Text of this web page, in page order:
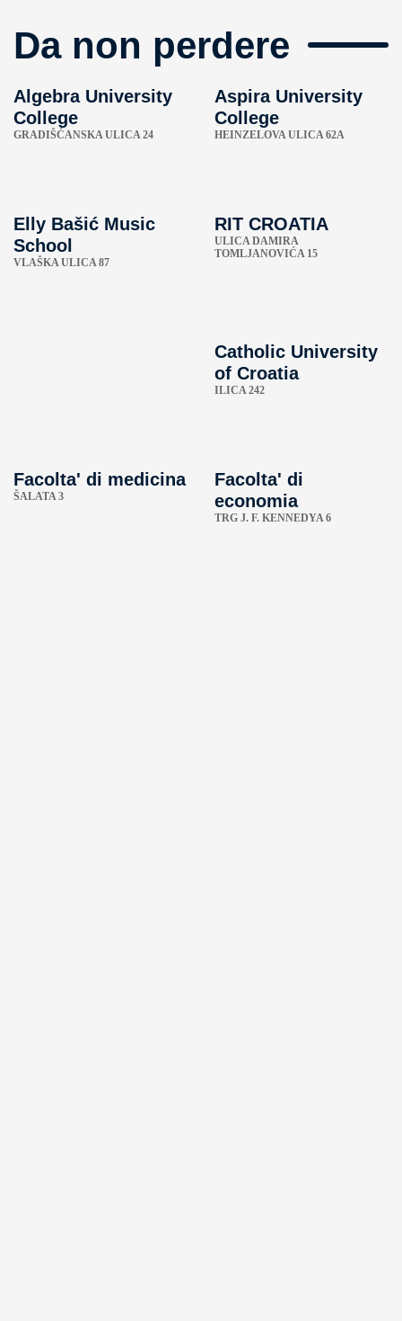
Da non perdere
Algebra University
College
GRADIŠĆANSKA ULICA 24
Aspira University
College
HEINZELOVA ULICA 62A
Elly Bašić Music
School
VLAŠKA ULICA 87
RIT CROATIA
ULICA DAMIRA
TOMLJANOVIĆA 15
Catholic University
of Croatia
ILICA 242
Facolta' di medicina
ŠALATA 3
Facolta' di
economia
TRG J. F. KENNEDYA 6